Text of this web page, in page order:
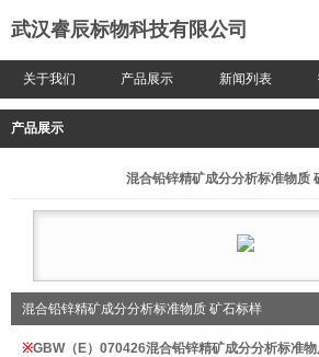
武汉睿辰标物科技有限公司
关于我们 产品展示 新闻列表
产品展示
混合铅锌精矿成分分析标准物质
混合铅锌精矿成分分析标准物质 矿石标样
※GBW（E）070426混合铅锌精矿成分分析标准